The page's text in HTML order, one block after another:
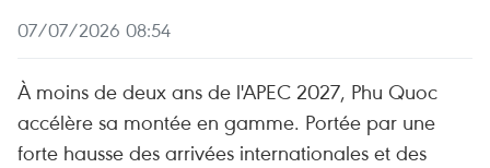
07/07/2026 08:54
À moins de deux ans de l'APEC 2027, Phu Quoc
accélère sa montée en gamme. Portée par une
forte hausse des arrivées internationales et des